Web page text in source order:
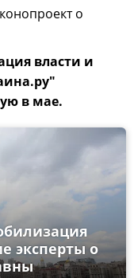
о
власти и
в мае.
эксперты о